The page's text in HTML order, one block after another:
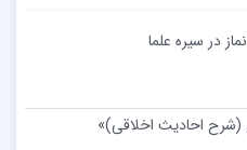
در سیره علما
(شرح احادیث اخلاقی)»